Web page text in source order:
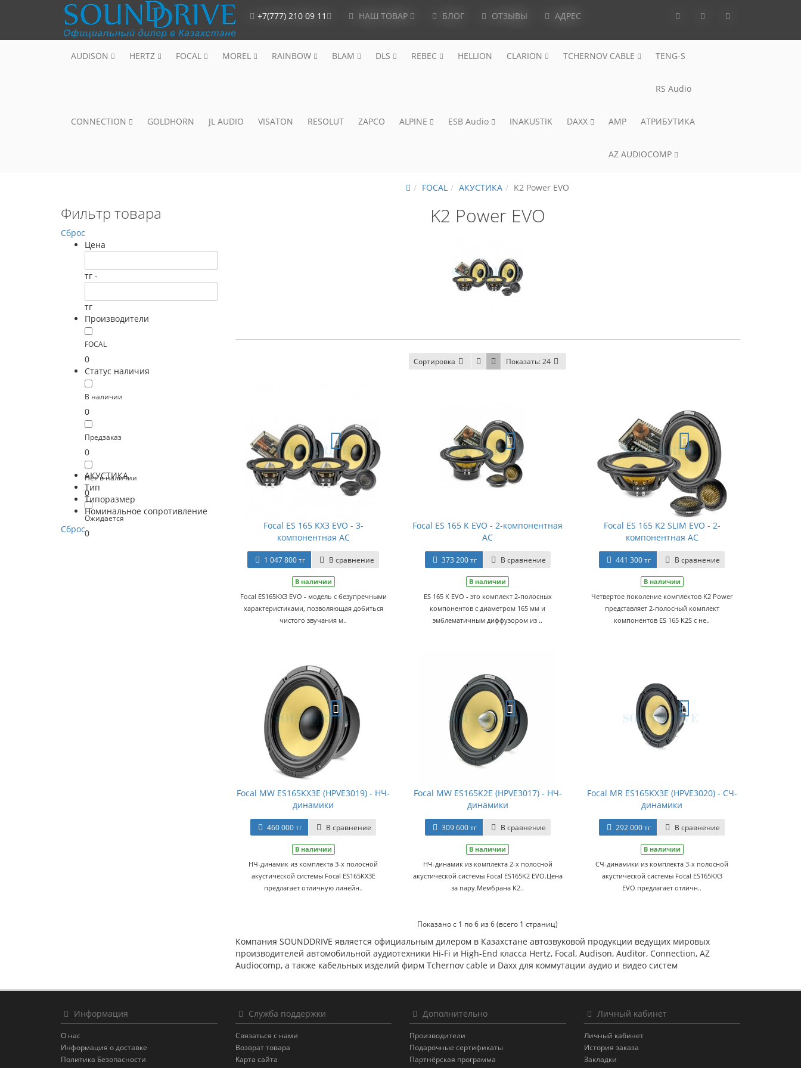
+7(777) 210 09 11 НАШ ТОВАР БЛОГ ОТЗЫВЫ АДРЕС
AUDISON HERTZ FOCAL MOREL RAINBOW BLAM DLS REBEC HELLION CLARION TCHERNOV CABLE TENG-S
RS Audio
CONNECTION GOLDHORN JL AUDIO VISATON RESOLUT ZAPCO ALPINE ESB Audio INAKUSTIK DAXX AMP АТРИБУТИКА
AZ AUDIOCOMP
Фильтр товара
Сброс
Цена
тг -
тг
Производители
FOCAL
0
Статус наличия
В наличии
0
Предзаказ
0
Нет в наличии
0
Ожидается
0
АКУСТИКА
Тип
Типоразмер
Номинальное сопротивление
Сброс
FOCAL АКУСТИКА K2 Power EVO
K2 Power EVO
Сортировка Показать:24
Focal ES 165 KX3 EVO - 3-
компонентная АС
1 047 800 тг В сравнение
В наличии
Focal ES165KX3 EVO - модель с безупречными
характеристиками, позволяющая добиться
чистого звучания м..
Focal ES 165 K EVO - 2-компонентная
АС
373 200 тг В сравнение
В наличии
ES 165 K EVO - это комплект 2-полосных
компонентов с диаметром 165 мм и
эмблематичным диффузором из ..
Focal ES 165 K2 SLIM EVO - 2-
компонентная АС
441 300 тг В сравнение
В наличии
Четвертое поколение комплектов K2 Power
представляет 2-полосный комплект
компонентов ES 165 K2S с не..
Focal MW ES165KX3E (HPVE3019) - НЧ-
динамики
460 000 тг В сравнение
В наличии
НЧ-динамик из комплекта 3-х полосной
акустической системы Focal ES165KX3E
предлагает отличную линейн..
Focal MW ES165K2E (HPVE3017) - НЧ-
динамики
309 600 тг В сравнение
В наличии
НЧ-динамик из комплекта 2-х полосной
акустической системы Focal ES165K2 EVO.Цена
за пару.Мембрана K2..
Focal MR ES165KX3E (HPVE3020) - СЧ-
динамики
292 000 тг В сравнение
В наличии
СЧ-динамики из комплекта 3-х полосной
акустической системы Focal ES165KX3
EVO предлагает отличн..
Показано с 1 по 6 из 6 (всего 1 страниц)
Компания SOUNDDRIVE является официальным дилером в Казахстане автозвуковой продукции ведущих мировых
производителей автомобильной аудиотехники Hi-Fi и High-End класса Hertz, Focal, Audison, Auditor, Connection, AZ
Audiocomp, а также кабельных изделий фирм Tchernov cable и Daxx для коммутации аудио и видео систем
Информация
О нас
Информация о доставке
Политика Безопасности
Служба поддержки
Связаться с нами
Возврат товара
Карта сайта
Дополнительно
Производители
Подарочные сертификаты
Партнёрская программа
Личный кабинет
Личный кабинет
История заказа
Закладки